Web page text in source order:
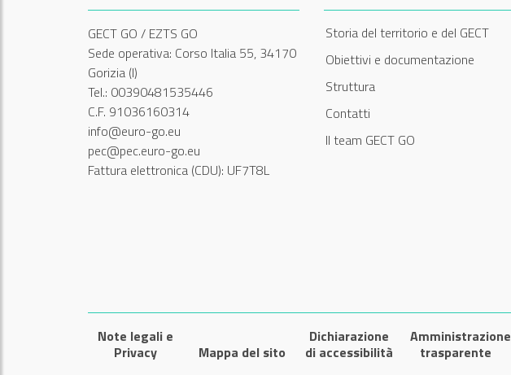
GECT GO / EZTS GO
Sede operativa: Corso Italia 55, 34170
Gorizia (I)
Tel.: 00390481535446
C.F. 91036160314
info@euro-go.eu
pec@pec.euro-go.eu
Fattura elettronica (CDU): UF7T8L
Storia del territorio e del GECT
Obiettivi e documentazione
Struttura
Contatti
Il team GECT GO
Note legali e
Privacy
Mappa del sito
Dichiarazione
di accessibilità
Amministrazione
trasparente